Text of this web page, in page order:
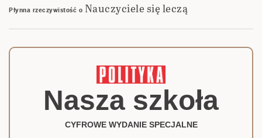
Płynna rzeczywistość o Nauczyciele się leczą
Nasza szkoła
CYFROWE WYDANIE SPECJALNE